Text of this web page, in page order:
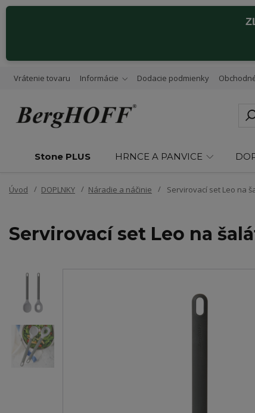
Vrátenie tovaru Informácie Dodacie podmienky
Stone PLUS HRNCE A PANVICE
Úvod DOPLNKY Náradie a náčinie Servirovací set Leo na
Servirovací set Leo na